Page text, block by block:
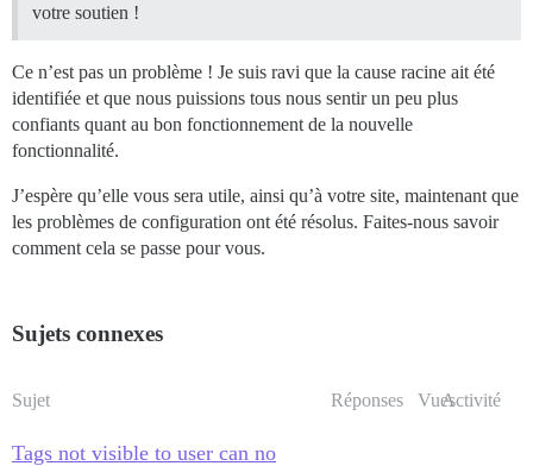
votre soutien !
Ce n’est pas un problème ! Je suis ravi que la cause racine ait été
identifiée et que nous puissions tous nous sentir un peu plus
confiants quant au bon fonctionnement de la nouvelle
fonctionnalité.
J’espère qu’elle vous sera utile, ainsi qu’à votre site, maintenant que
les problèmes de configuration ont été résolus. Faites-nous savoir
comment cela se passe pour vous.
Sujets connexes
Sujet Réponses VuesActivité
Tags not visible to user can no